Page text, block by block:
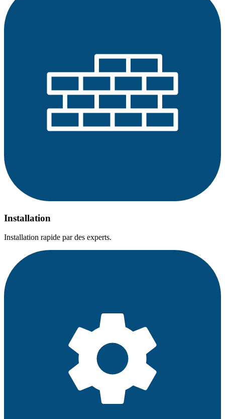
Installation
Installation rapide par des experts.